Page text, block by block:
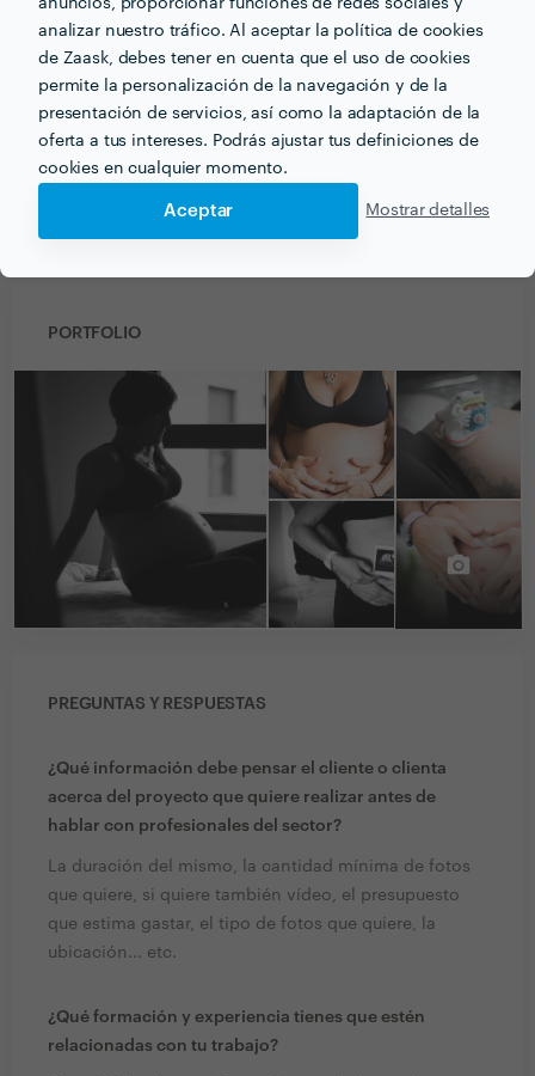
analizar nuestro tráfico. Al aceptar la política de cookies
de Zaask, debes tener en cuenta que el uso de cookies
permite la personalización de la navegación y de la
presentación de servicios, así como la adaptación de la
oferta a tus intereses. Podrás ajustar tus definiciones de
cookies en cualquier momento.
Aceptar Mostrar detalles
12 jun. 2019
Lorena es una gran profesional. Fue muy cercana y
amable con nosotros en todo momento. Todo fue muy
bien y contaremos con ella si volvemos a necesitar
este servicio.
PORTFOLIO
PREGUNTAS Y RESPUESTAS
¿Qué información debe pensar el cliente o clienta
acerca del proyecto que quiere realizar antes de
hablar con profesionales del sector?
La duración del mismo, la cantidad mínima de fotos
que quiere, si quiere también vídeo, el presupuesto
que estima gastar, el tipo de fotos que quiere, la
ubicación... etc.
¿Qué formación y experiencia tienes que estén
relacionadas con tu trabajo?